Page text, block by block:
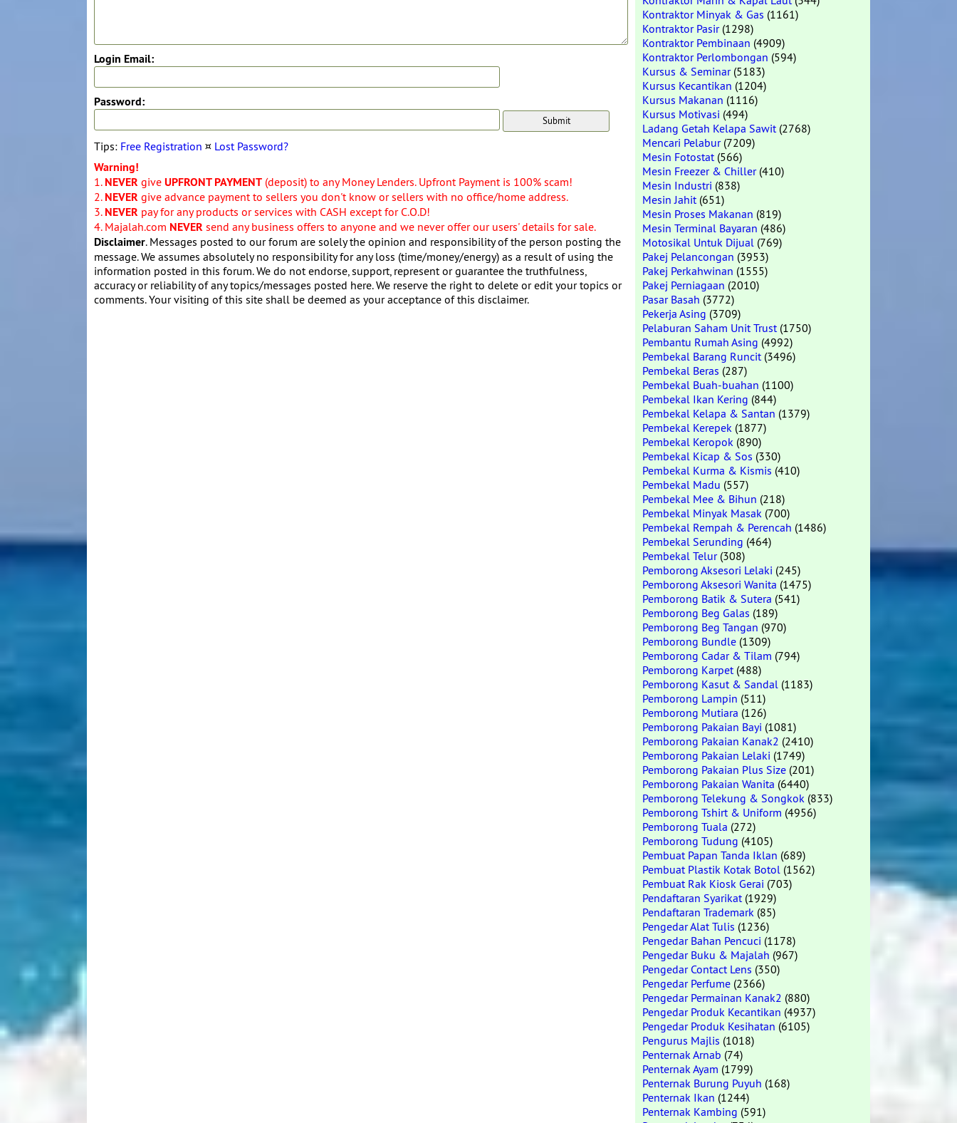
Login Email:
Password:
Tips: Free Registration ¤ Lost Password?
Warning!
1. NEVER give UPFRONT PAYMENT (deposit) to any Money Lenders. Upfront Payment is 100% scam!
2. NEVER give advance payment to sellers you don't know or sellers with no office/home address.
3. NEVER pay for any products or services with CASH except for C.O.D!
4. Majalah.com NEVER send any business offers to anyone and we never offer our users' details for sale.
Disclaimer. Messages posted to our forum are solely the opinion and responsibility of the person posting the
message. We assumes absolutely no responsibility for any loss (time/money/energy) as a result of using the
information posted in this forum. We do not endorse, support, represent or guarantee the truthfulness,
accuracy or reliability of any topics/messages posted here. We reserve the right to delete or edit your topics or
comments. Your visiting of this site shall be deemed as your acceptance of this disclaimer.
Kontraktor Minyak & Gas (1161)
Kontraktor Pasir(1298)
Kontraktor Pembinaan (4909)
Kontraktor Perlombongan (594)
Kursus & Seminar(5183)
Kursus Kecantikan (1204)
Kursus Makanan (1116)
Kursus Motivasi (494)
Ladang Getah Kelapa Sawit(2768)
Mencari Pelabur(7209)
Mesin Fotostat(566)
Mesin Freezer & Chiller(410)
Mesin Industri (838)
Mesin Jahit(651)
Mesin Proses Makanan (819)
Mesin Terminal Bayaran (486)
Motosikal Untuk Dijual (769)
Pakej Pelancongan (3953)
Pakej Perkahwinan (1555)
Pakej Perniagaan (2010)
Pasar Basah (3772)
Pekerja Asing (3709)
Pelaburan Saham Unit Trust(1750)
Pembantu Rumah Asing (4992)
Pembekal Barang Runcit(3496)
Pembekal Beras (287)
Pembekal Buah-buahan (1100)
Pembekal Ikan Kering (844)
Pembekal Kelapa & Santan (1379)
Pembekal Kerepek (1877)
Pembekal Keropok (890)
Pembekal Kicap & Sos (330)
Pembekal Kurma & Kismis (410)
Pembekal Madu (557)
Pembekal Mee & Bihun (218)
Pembekal Minyak Masak (700)
Pembekal Rempah & Perencah (1486)
Pembekal Serunding (464)
Pembekal Telur(308)
Pemborong Aksesori Lelaki (245)
Pemborong Aksesori Wanita (1475)
Pemborong Batik & Sutera (541)
Pemborong Beg Galas (189)
Pemborong Beg Tangan (970)
Pemborong Bundle (1309)
Pemborong Cadar & Tilam (794)
Pemborong Karpet(488)
Pemborong Kasut & Sandal (1183)
Pemborong Lampin (511)
Pemborong Mutiara (126)
Pemborong Pakaian Bayi (1081)
Pemborong Pakaian Kanak2 (2410)
Pemborong Pakaian Lelaki (1749)
Pemborong Pakaian Plus Size (201)
Pemborong Pakaian Wanita (6440)
Pemborong Telekung & Songkok (833)
Pemborong Tshirt & Uniform (4956)
Pemborong Tuala (272)
Pemborong Tudung (4105)
Pembuat Papan Tanda Iklan (689)
Pembuat Plastik Kotak Botol (1562)
Pembuat Rak Kiosk Gerai (703)
Pendaftaran Syarikat(1929)
Pendaftaran Trademark (85)
Pengedar Alat Tulis (1236)
Pengedar Bahan Pencuci (1178)
Pengedar Buku & Majalah (967)
Pengedar Contact Lens (350)
Pengedar Perfume (2366)
Pengedar Permainan Kanak2 (880)
Pengedar Produk Kecantikan (4937)
Pengedar Produk Kesihatan (6105)
Pengurus Majlis (1018)
Penternak Arnab (74)
Penternak Ayam (1799)
Penternak Burung Puyuh (168)
Penternak Ikan (1244)
Penternak Kambing (591)